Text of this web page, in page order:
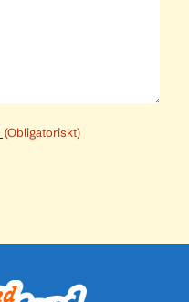
(Obligatoriskt)